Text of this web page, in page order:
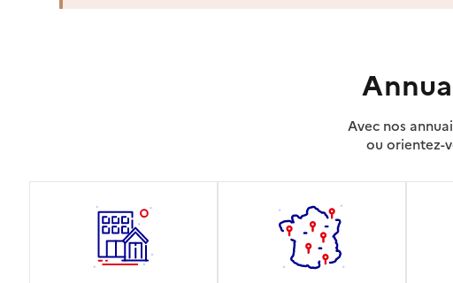
Avec nos
ou orientez-